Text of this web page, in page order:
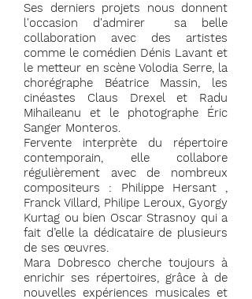
Ses derniers projets nous donnent
l'occasion d'admirer sa belle
collaboration avec des artistes
comme le comédien Dénis Lavant et
le metteur en scène Volodia Serre, la
chorégraphe Béatrice Massin, les
cinéastes Claus Drexel et Radu
Mihaileanu et le photographe Éric
Sanger Monteros.
Fervente interprète du répertoire
contemporain, elle collabore
régulièrement avec de nombreux
compositeurs : Philippe Hersant ,
Franck Villard, Philipe Leroux, Gyorgy
Kurtag ou bien Oscar Strasnoy qui a
fait d’elle la dédicataire de plusieurs
de ses œuvres.
Mara Dobresco cherche toujours à
enrichir ses répertoires, grâce à de
nouvelles expériences musicales et